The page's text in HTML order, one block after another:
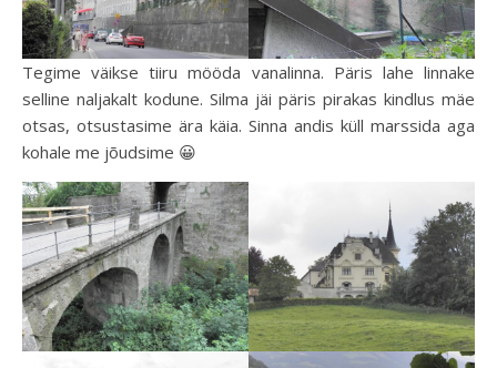
Tegime väikse tiiru mööda vanalinna. Päris lahe linnake
selline naljakalt kodune. Silma jäi päris pirakas kindlus mäe
otsas, otsustasime ära käia. Sinna andis küll marssida aga
kohale me jõudsime 😀